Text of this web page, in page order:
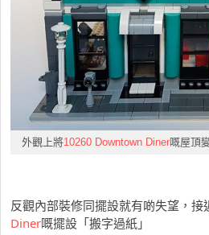
外觀上將10260 Downtown Diner嘅屋頂
反觀內部裝修同擺設就有啲失望，接
Diner嘅擺設「搬字過紙」